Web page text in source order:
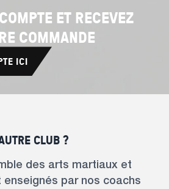
ET RECEVEZ
COMMANDE
ICI
CLUB ?
des arts martiaux et
par nos coachs